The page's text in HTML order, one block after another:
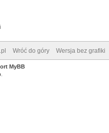
Wróć do góry Wersja bez grafiki
MyBB